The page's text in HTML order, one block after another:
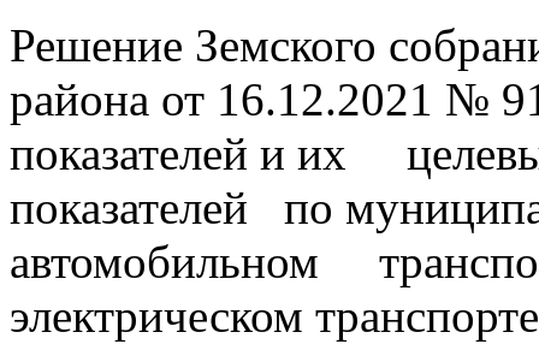
Решение Земского
района от 16.12.2021 №
показателей и их
показателей по
автомобильном
электрическом